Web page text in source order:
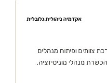
אקדמיה ניהולית גלובלית
צוותים ופיתוח מנהלים
מנהלי מוניטיזציה.